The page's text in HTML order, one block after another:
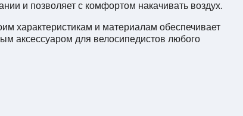
и позволяет с комфортом накачивать воздух.
характеристикам и материалам обеспечивает
аксессуаром для велосипедистов любого